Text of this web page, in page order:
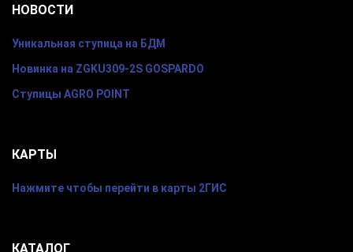
НОВОСТИ
Уникальная ступица на БДМ
Новинка на ZGKU309-2S GOSPARDO
Ступицы AGRO POINT
КАРТЫ
Нажмите чтобы перейти в карты 2ГИС
КАТАЛОГ